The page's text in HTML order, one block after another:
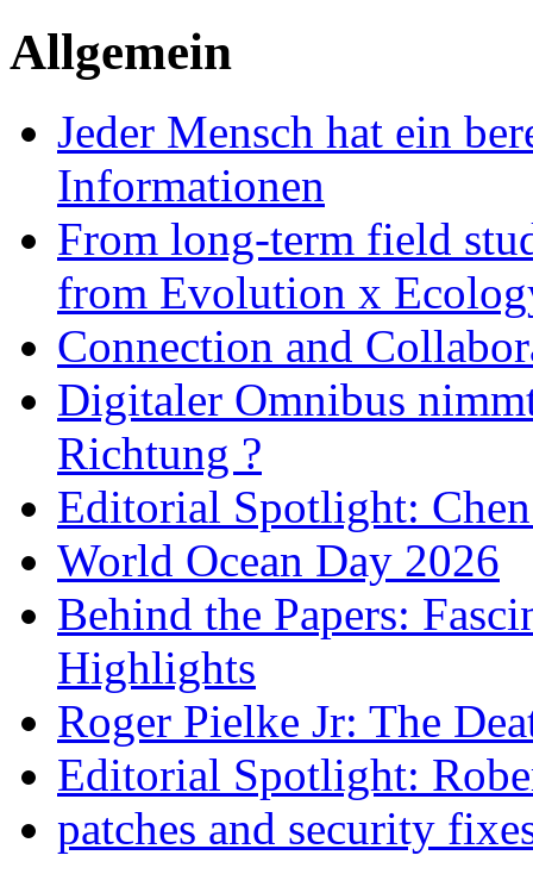
Allgemein
Jeder Mensch hat ein
Informationen
From long-term field
from Evolution x
Connection and
Digitaler Omnibus
Richtung ?
Editorial Spotlight:
World Ocean Day 2026
Behind the Papers:
Highlights
Roger Pielke Jr: The
Editorial Spotlight:
patches and security